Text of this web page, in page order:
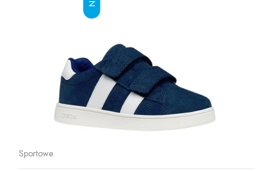
Sportowe